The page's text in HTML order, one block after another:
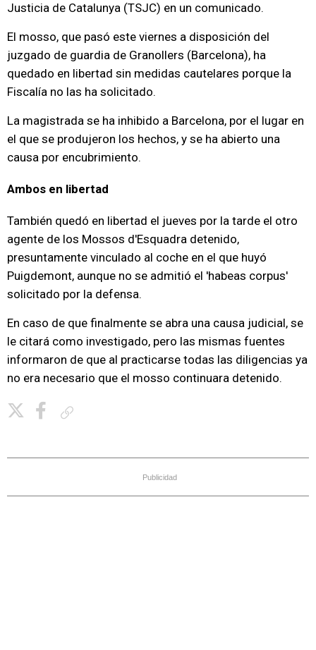
Justicia de Catalunya (TSJC) en un comunicado.
El mosso, que pasó este viernes a disposición del
juzgado de guardia de Granollers (Barcelona), ha
quedado en libertad sin medidas cautelares porque la
Fiscalía no las ha solicitado.
La magistrada se ha inhibido a Barcelona, por el lugar en
el que se produjeron los hechos, y se ha abierto una
causa por encubrimiento.
Ambos en libertad
También quedó en libertad el jueves por la tarde el otro
agente de los Mossos d'Esquadra detenido,
presuntamente vinculado al coche en el que huyó
Puigdemont, aunque no se admitió el 'habeas corpus'
solicitado por la defensa.
En caso de que finalmente se abra una causa judicial, se
le citará como investigado, pero las mismas fuentes
informaron de que al practicarse todas las diligencias ya
no era necesario que el mosso continuara detenido.
Publicidad